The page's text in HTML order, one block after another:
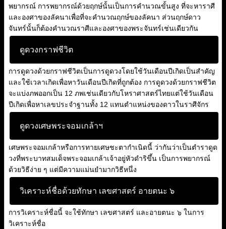
พยากรณ์ การพยากรณ์ด้วยฤกษ์นั้นเป็นการคำนวณขั้นสูง ที่จะหาราศี
และองศาของลัคนาเพื่อที่จะคำนวณฤกษ์ของลัคนา ส่วนฤกษ์ดาว
จันทร์นั้นก็ต้องคำนวณราศีและองศาของพระจันทร์เช่นเดียวกัน
ดูดวงกราฟชีวิต
การดูดวงด้วยกราฟชีวิตเป็นการดูดวงโดยใช้วันเดือนปีเกิดเป็นสำคัญ
และใช้เวลาเกิดเพื่อหาวันเดือนปีเกิดที่ถูกต้อง การดูดวงด้วยกราฟชีวิต
จะแบ่งภพออกเป็น 12 ภพเช่นเดียวกับโหราศาสตร์ไทยแต่ใช้วันเดือน
ปีเกิดเพื่อหาเลขประจำฐานทั้ง 12 แทนตำแหน่งของดาวในราศีจักร
ดูดวงเศษพระจอมเกล้าฯ
เศษพระจอมเกล้าหรือการทายเศษชะตากำเนิดนี้ ว่ากันว่าเป็นตำราดูด
วงที่พระบาทสมเด็จพระจอมเกล้าเจ้าอยู่หัวดำริขึ้น เป็นการพยากรณ์
ด้วยวิธีง่าย ๆ แต่มีความแม่นยำมากวิธีหนึ่ง
วิเคราะห์ชื่อด้วยทักษา เลขศาสตร์ อายตนะ ๖
การวิเคราะห์ชื่อนี้ จะใช้ทักษา เลขศาสตร์ และอายตนะ ๖ ในการ
วิเคราะห์ชื่อ